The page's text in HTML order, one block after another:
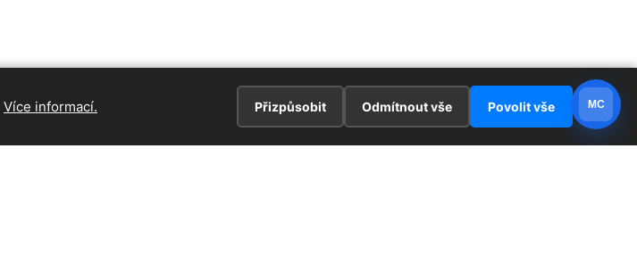
Více informací. Přizpůsobit Odmítnout vše Povolit vše MC